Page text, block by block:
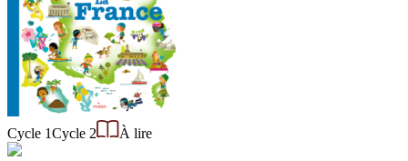
Cycle 1Cycle 2 À lire